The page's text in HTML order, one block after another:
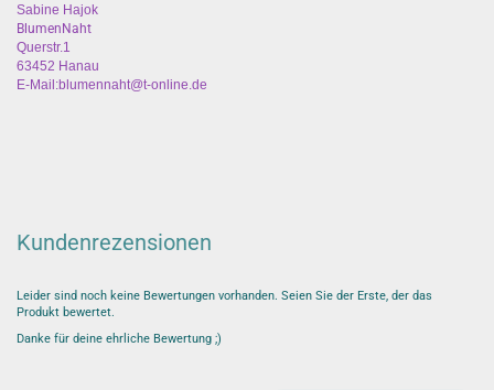
Sabine Hajok
BlumenNaht
Querstr.1
63452 Hanau
E-Mail:blumennaht@t-online.de
Kundenrezensionen
Leider sind noch keine Bewertungen vorhanden. Seien Sie der Erste, der das
Produkt bewertet.
Danke für deine ehrliche Bewertung ;)